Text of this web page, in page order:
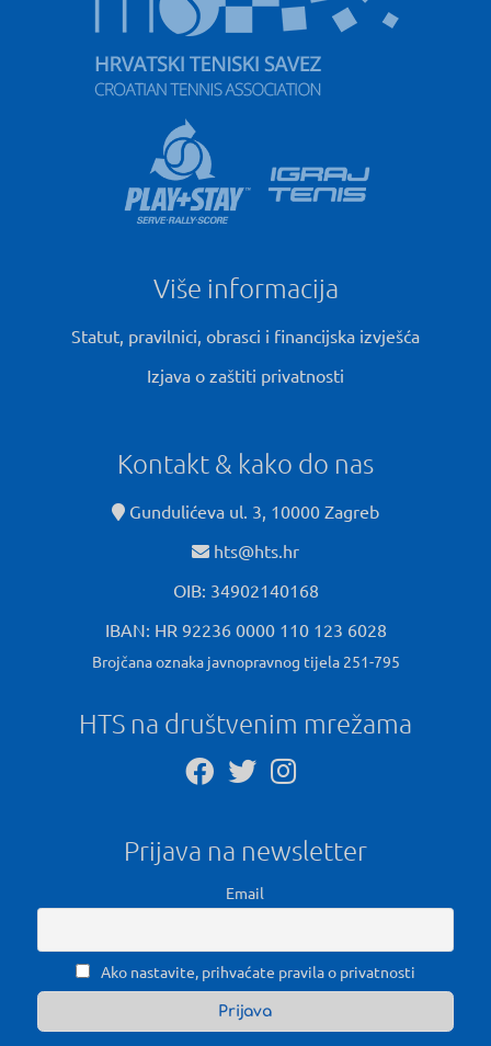
Više informacija
Statut, pravilnici, obrasci i financijska izvješća
Izjava o zaštiti privatnosti
Kontakt & kako do nas
Gundulićeva ul. 3, 10000 Zagreb
hts@hts.hr
OIB: 34902140168
IBAN: HR 92236 0000 110 123 6028
Brojčana oznaka javnopravnog tijela 251-795
HTS na društvenim mrežama
Prijava na newsletter
Email
Ako nastavite, prihvaćate pravila o privatnosti